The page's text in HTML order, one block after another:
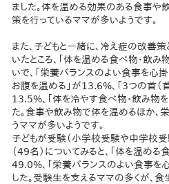
ました。体を温める効果のある食事や
策を行っているママが多いようです。
また、子どもと一緒に、冷え症の改善
いたところ、「体を温める食べ物・飲み
いで、「栄養バランスのよい食事を心
お腹を温める」が13.6%、「3つの首（
13.5%、「体を冷やす食べ物・飲み物
た。食事や飲み物で体を温めるほか、
うママが多いようです。
子どもが受験（小学校受験や中学校
（49名）についてみると、「体を温める
49.0%、「栄養バランスのよい食事を
した。受験生を支えるママの多くが、